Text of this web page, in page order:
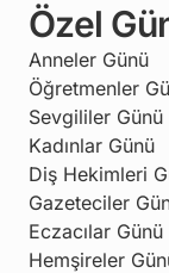
Özel
Anneler Günü
Öğretmenler
Sevgililer Günü
Kadınlar Günü
Diş Hekimleri
Gazeteciler
Eczacılar Günü
Hemşireler